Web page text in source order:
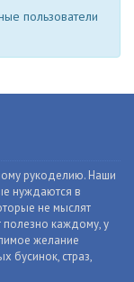
пользователи
рукоделию. Наши
нуждаются в
не мыслят
полезно каждому, у
желание
бусинок, страз,